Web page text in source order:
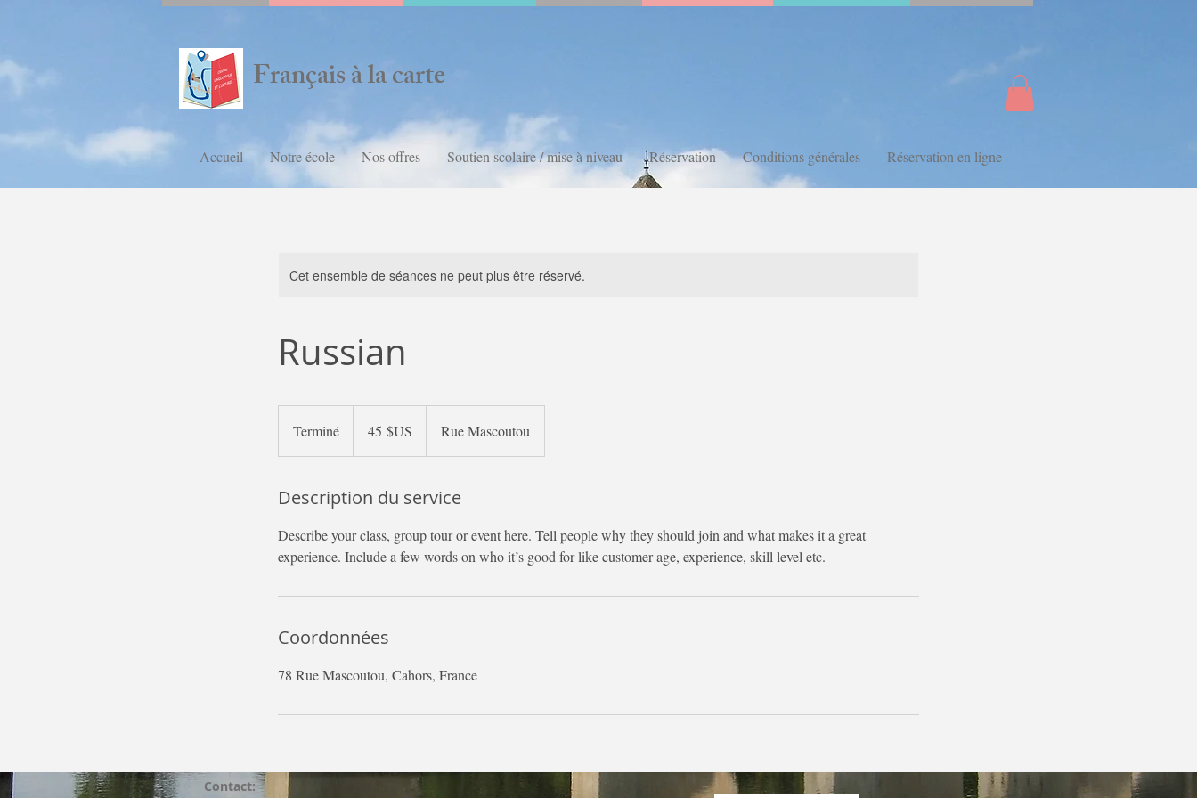
Français à la carte
Accueil Notre école Nos offres Soutien scolaire / mise à niveau Réservation Conditions générales Réservation en ligne
Cet ensemble de séances ne peut plus être réservé.
Russian
Terminé
e
m
n
é
des45 $US Rue Mascoutou
Description du service
Describe your class, group tour or event here. Tell people why they should join and what makes it a great
experience. Include a few words on who it’s good for like customer age, experience, skill level etc.
Coordonnées
78 Rue Mascoutou, Cahors, France
Contact: